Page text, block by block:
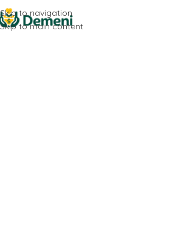
Skip to navigation
Skip to main content